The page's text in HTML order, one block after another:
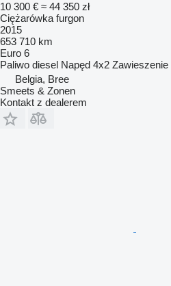
10 300 € ≈ 44 350 zł
Ciężarówka furgon
2015
653 710 km
Euro 6
Paliwo diesel Napęd 4x2 Zawieszenie
Belgia, Bree
Smeets & Zonen
Kontakt z dealerem